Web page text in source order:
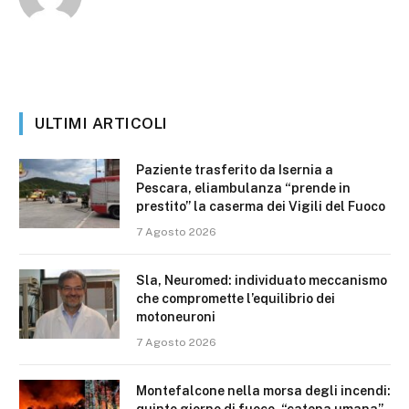
ULTIMI ARTICOLI
Paziente trasferito da Isernia a
Pescara, eliambulanza “prende in
prestito” la caserma dei Vigili del Fuoco
7 Agosto 2026
Sla, Neuromed: individuato meccanismo
che compromette l’equilibrio dei
motoneuroni
7 Agosto 2026
Montefalcone nella morsa degli incendi: